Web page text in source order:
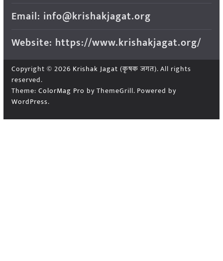
Email: info@krishakjagat.org
Website: https://www.krishakjagat.org/
Copyright © 2026 Krishak Jagat (कृषक जगत). All rights
reserved.
Theme: ColorMag Pro by ThemeGrill. Powered by
WordPress.